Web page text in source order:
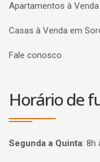
Apartamentos à
Casas à Venda em
Fale conosco
Horário de
Segunda a Quinta: 8h